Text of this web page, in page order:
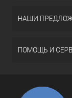
НАШИ
ПОМОЩЬ И